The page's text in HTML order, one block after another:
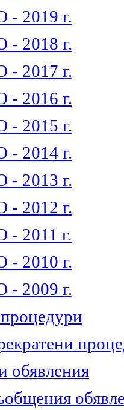
- 2019 г.
- 2018 г.
- 2017 г.
- 2016 г.
- 2015 г.
- 2014 г.
- 2013 г.
- 2012 г.
- 2011 г.
- 2010 г.
- 2009 г.
обявления